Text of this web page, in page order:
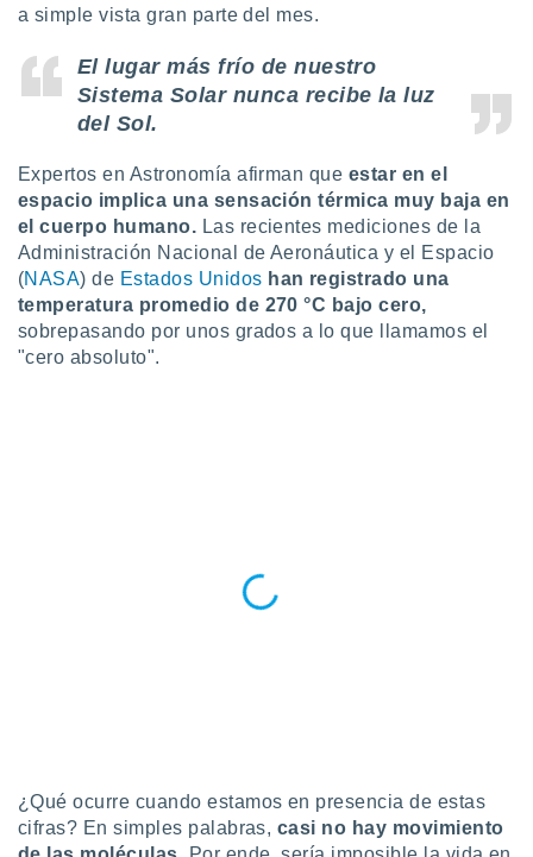
se
ni para
no
Puedes
acceder a
a
abono
a lo que
Para
su
a simple vista gran parte del mes.
El lugar más frío de nuestro
Sistema Solar nunca recibe la luz
del Sol.
Expertos en Astronomía afirman que estar en el
espacio implica una sensación térmica muy baja en
el cuerpo humano. Las recientes mediciones de la
Administración Nacional de Aeronáutica y el Espacio
(NASA) de Estados Unidos han registrado una
temperatura promedio de 270 °C bajo cero,
sobrepasando por unos grados a lo que llamamos el
"cero absoluto".
¿Qué ocurre cuando estamos en presencia de estas
cifras? En simples palabras, casi no hay movimiento